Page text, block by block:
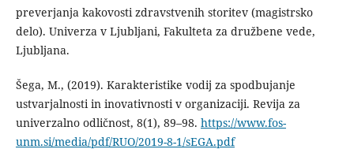
preverjanja kakovosti zdravstvenih storitev (magistrsko
delo). Univerza v Ljubljani, Fakulteta za družbene vede,
Ljubljana.
Šega, M., (2019). Karakteristike vodij za spodbujanje
ustvarjalnosti in inovativnosti v organizaciji. Revija za
univerzalno odličnost, 8(1), 89–98. https://www.fos-
unm.si/media/pdf/RUO/2019-8-1/sEGA.pdf